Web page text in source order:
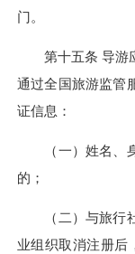
门。
第十五条 导游应
通过全国旅游监管
证信息：
（一）姓名、身
的；
（二）与旅行社
业组织取消注册后